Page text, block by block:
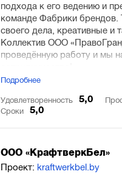
подхода к его ведению и
команде Фабрики брендов.
своего дела, креативные и
Коллектив ООО
проведённую работу и мы
Подробнее
Удовлетворенность 5,0
Сроки 5,0
ООО «КрафтверкБел»
Проект: kraftwerkbel.by